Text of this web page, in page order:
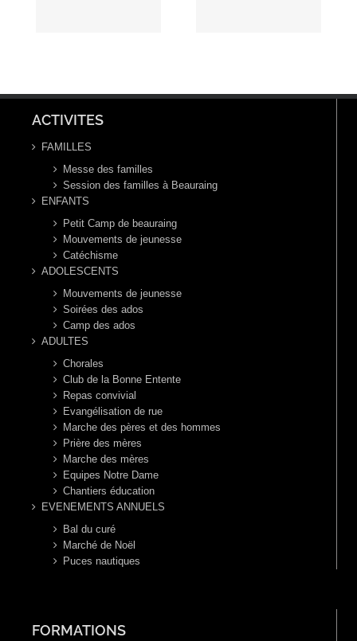
ACTIVITES
FAMILLES
Messe des familles
Session des familles à Beauraing
ENFANTS
Petit Camp de beauraing
Mouvements de jeunesse
Catéchisme
ADOLESCENTS
Mouvements de jeunesse
Soirées des ados
Camp des ados
ADULTES
Chorales
Club de la Bonne Entente
Repas convivial
Evangélisation de rue
Marche des pères et des hommes
Prière des mères
Marche des mères
Equipes Notre Dame
Chantiers éducation
EVENEMENTS ANNUELS
Bal du curé
Marché de Noël
Puces nautiques
FORMATIONS